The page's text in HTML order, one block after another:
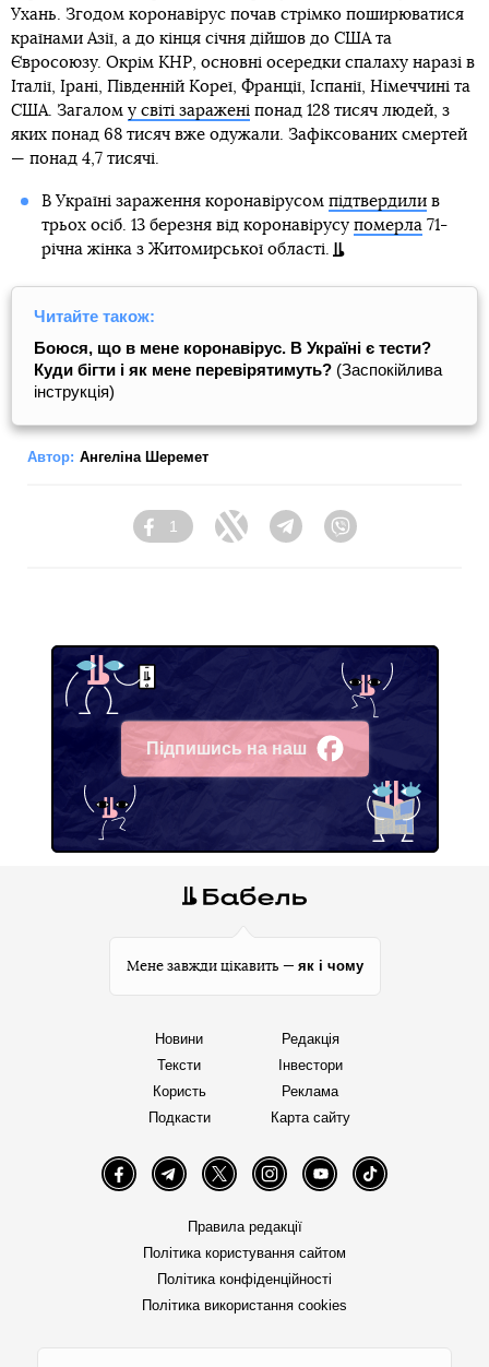
Ухань. Згодом коронавірус почав стрімко поширюватися
країнами Азії, а до кінця січня дійшов до США та
Євросоюзу. Окрім КНР, основні осередки спалаху наразі в
Італії, Ірані, Південній Кореї, Франції, Іспанії, Німеччині та
США. Загалом у світі заражені понад 128 тисяч людей, з
яких понад 68 тисяч вже одужали. Зафіксованих смертей
— понад 4,7 тисячі.
В Україні зараження коронавірусом підтвердилив
трьох осіб. 13 березня від коронавірусу померла71-
річна жінка з Житомирської області.
Читайте також:
Боюся, що в мене коронавірус. В Україні є тести?
Куди бігти і як мене перевірятимуть? (Заспокійлива
інструкція)
Автор: Ангеліна Шеремет
Facebook
1
Twitter TelegramViber
Підпишись на наш
Facebook
Мене завжди цікавить — як і чому
Новини
Тексти
Користь
Подкасти
Редакція
Інвестори
Реклама
Карта сайту
FacebookTelegramTwitter InstagramYouTube TikTok
Правила редакції
Політика користування сайтом
Політика конфіденційності
Політика використання cookies